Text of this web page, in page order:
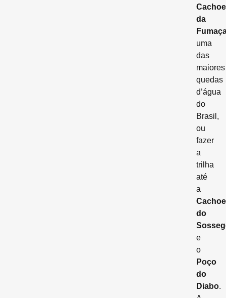
da
uma
das
maiores
quedas
d’água
do
Brasil,
ou
fazer
a
trilha
até
a
do
e
o
Poço
do
Diabo.